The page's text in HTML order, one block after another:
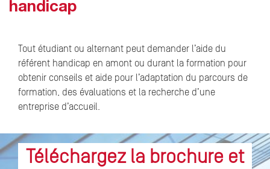
handicap
Tout étudiant ou alternant peut demander l’aide du
référent handicap en amont ou durant la formation pour
obtenir conseils et aide pour l’adaptation du parcours de
formation, des évaluations et la recherche d’une
entreprise d’accueil.
Téléchargez la brochure et